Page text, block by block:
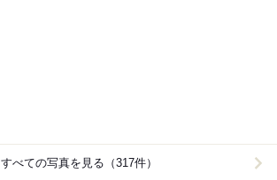
すべての写真を見る（317件）